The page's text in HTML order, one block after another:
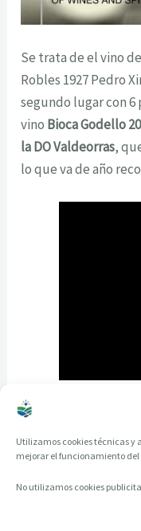
Utilizamos cookies técnicas y
mejorar el funcionamiento del
No utilizamos cookies
Se trata de el vino
Robles 1927 Pedro
segundo lugar con 6
vino Bioca Godello
la DO Valdeorras,
lo que va de año